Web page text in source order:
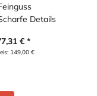
Details
€
149,00€